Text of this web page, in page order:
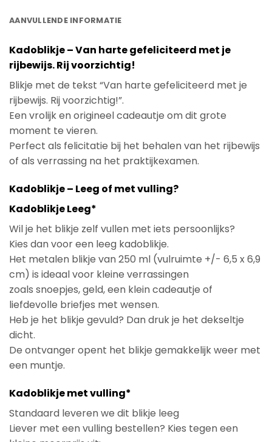
AANVULLENDE INFORMATIE
Kadoblikje – Van harte gefeliciteerd met je
rijbewijs. Rij voorzichtig!
Blikje met de tekst “Van harte gefeliciteerd met je
rijbewijs. Rij voorzichtig!”.
Een vrolijk en origineel cadeautje om dit grote
moment te vieren.
Perfect als felicitatie bij het behalen van het rijbewijs
of als verrassing na het praktijkexamen.
Kadoblikje – Leeg of met vulling?
Kadoblikje Leeg*
Wil je het blikje zelf vullen met iets persoonlijks?
Kies dan voor een leeg kadoblikje.
Het metalen blikje van 250 ml (vulruimte +/- 6,5 x 6,9
cm) is ideaal voor kleine verrassingen
zoals snoepjes, geld, een klein cadeautje of
liefdevolle briefjes met wensen.
Heb je het blikje gevuld? Dan druk je het dekseltje
dicht.
De ontvanger opent het blikje gemakkelijk weer met
een muntje.
Kadoblikje met vulling*
Standaard leveren we dit blikje leeg
Liever met een vulling bestellen? Kies tegen een